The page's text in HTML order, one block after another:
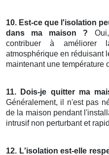
10. Est-ce que l'isolation
dans ma maison ?
contribuer à
atmosphérique en réduisant
maintenant une température
11. Dois-je quitter ma
Généralement, il n'est pas
de la maison pendant
intrusif non perturbant et
12. L'isolation est-elle